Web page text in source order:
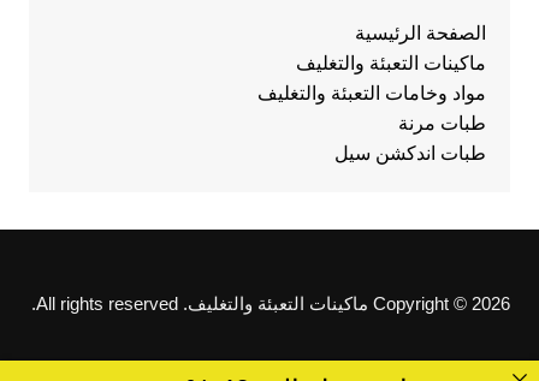
الصفحة الرئيسية
ماكينات التعبئة والتغليف
مواد وخامات التعبئة والتغليف
طبات مرنة
طبات اندكشن سيل
Copyright © 2026 ماكينات التعبئة والتغليف. All rights reserved.